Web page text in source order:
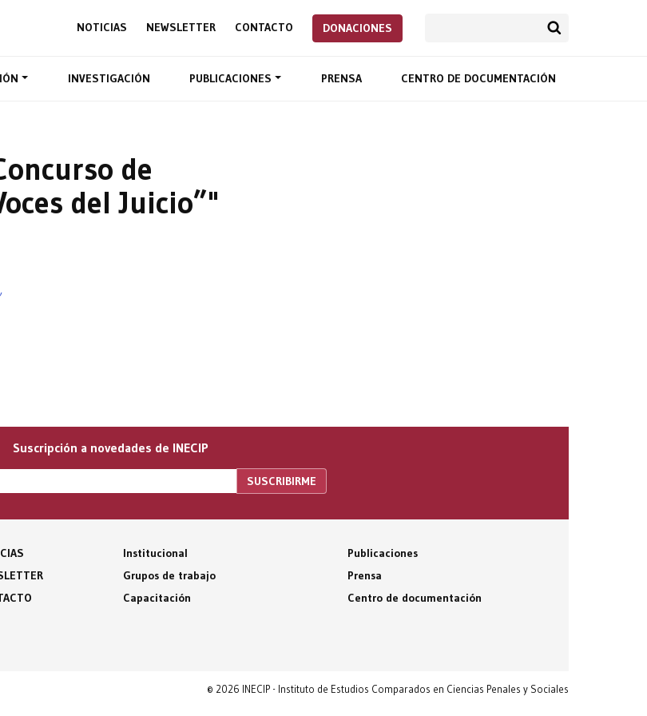
NOTICIAS NEWSLETTER CONTACTO DONACIONES
INVESTIGACIÓN PUBLICACIONES PRENSA CENTRO DE DOCUMENTACIÓN
de
del Juicio”"
Suscripción a novedades de INECIP
Institucional
Grupos de trabajo
Capacitación
Publicaciones
Prensa
Centro de documentación
© 2026 INECIP - Instituto de Estudios Comparados en Ciencias Penales y Sociales